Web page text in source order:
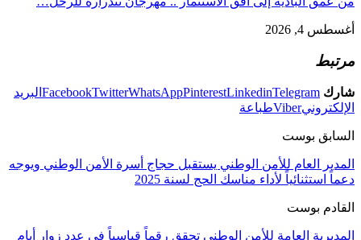
أغسطس 4, 2026
مرتبط
شارك FacebookTwitterWhatsAppPinterestLinkedinTelegram
البريد
الإلكترونيViberطباعة
السابق بوست
المدير العام للأمن الوطني يستقبل حجاج أسرة الأمن الوطني ويوجه
دعماً استثنائياً لأداء مناسك الحج لسنة 2025
القادم بوست
المديرية العامة للأمن الوطني تحقق رقماً قياسياً في عدد زوار أيام